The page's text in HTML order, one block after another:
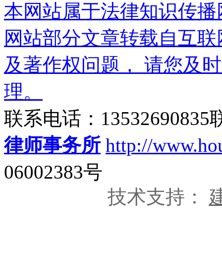
本网站属于法律知识传
网站部分文章转载自互
及著作权问题， 请您及
理。
联系电话：
律师事务所 http://
06002383号
技术支持：